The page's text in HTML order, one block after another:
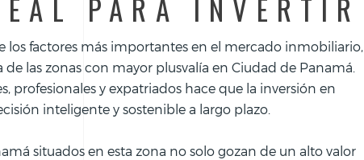
PARA INVERTIR
los factores más importantes en el mercado inmobiliario,
de las zonas con mayor plusvalía en Ciudad de Panamá.
profesionales y expatriados hace que la inversión en
inteligente y sostenible a largo plazo.
situados en esta zona no solo gozan de un alto valor